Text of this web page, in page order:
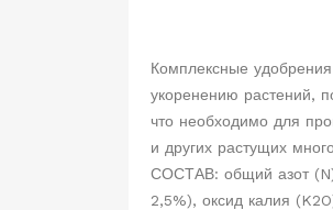
Комплексные
укоренению растений,
что необходимо для
и других растущих
СОСТАВ: общий азот
2,5%), оксид калия